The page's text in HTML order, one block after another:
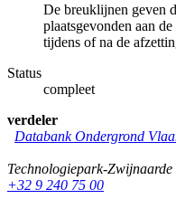
De breuklijnen geven
plaatsgevonden aan
tijdens of na de
Status
compleet
verdeler
Databank Ondergrond
Technologiepark-Zwijnaarde
+32 9 240 75 00